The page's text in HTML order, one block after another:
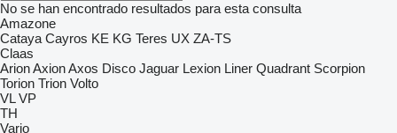
No se han encontrado resultados para esta consulta
Amazone
Cataya Cayros KE KG Teres UX ZA-TS
Claas
ArionAxionAxos Disco Jaguar Lexion Liner Quadrant Scorpion
Torion Trion Volto
VL VP
TH
Vario